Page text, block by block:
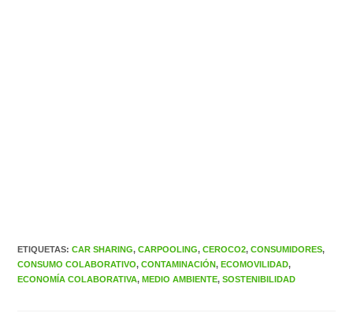
ETIQUETAS:CAR SHARING, CARPOOLING, CEROCO2, CONSUMIDORES,
CONSUMO COLABORATIVO, CONTAMINACIÓN, ECOMOVILIDAD,
ECONOMÍA COLABORATIVA, MEDIO AMBIENTE, SOSTENIBILIDAD